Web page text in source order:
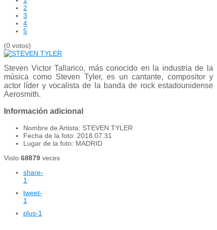
2
3
4
5
(0 votos)
Steven Victor Tallarico, más conocido en la industria de la
música como Steven Tyler, es un cantante, compositor y
actor​ líder y vocalista de la banda de rock estadounidense
Aerosmith.
Información adicional
Nombre de Artista: STEVEN TYLER
Fecha de la foto: 2018.07.31
Lugar de la foto: MADRID
Visto 68879 veces
share-
1
tweet-
1
plus-1